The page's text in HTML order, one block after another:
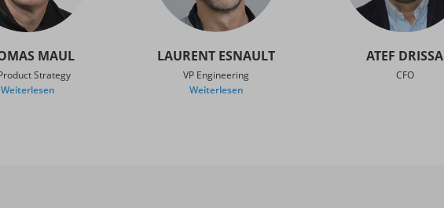
MAUL
Strategy
Weiterlesen
LAURENT ESNAULT
VP Engineering
Weiterlesen
ATEF DRISSA
CFO